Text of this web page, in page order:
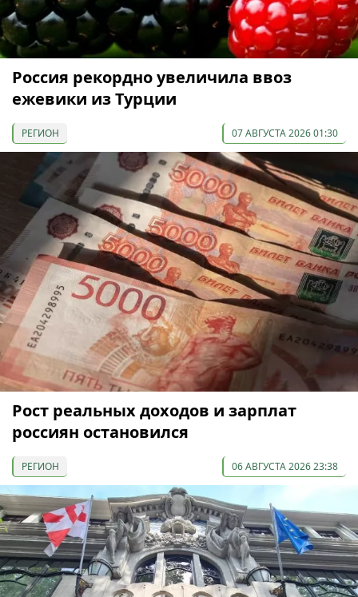
Россия рекордно увеличила ввоз
ежевики из Турции
РЕГИОН 07 АВГУСТА 2026 01:30
Рост реальных доходов и зарплат
россиян остановился
РЕГИОН 06 АВГУСТА 2026 23:38